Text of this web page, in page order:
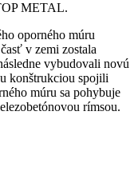
METAL.
oporného múru
v zemi zostala
vybudovali novú
konštrukciou spojili
múru sa pohybuje
rímsou.